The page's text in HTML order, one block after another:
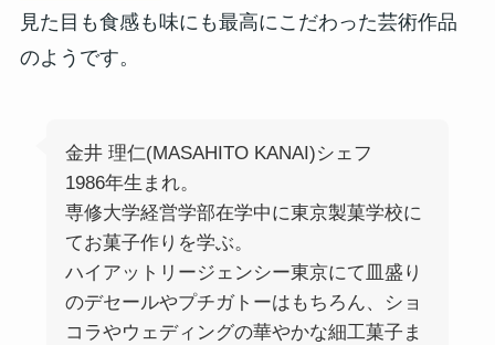
見た目も食感も味にも最高にこだわった芸術作品
のようです。
金井 理仁(MASAHITO KANAI)シェフ
1986年生まれ。
専修大学経営学部在学中に東京製菓学校に
てお菓子作りを学ぶ。
ハイアットリージェンシー東京にて皿盛り
のデセールやプチガトーはもちろん、ショ
コラやウェディングの華やかな細工菓子ま